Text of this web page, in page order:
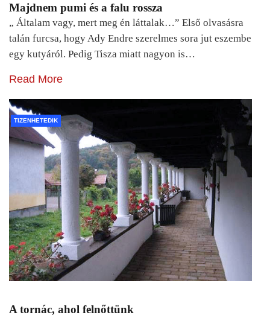
Majdnem pumi és a falu rossza
„ Általam vagy, mert meg én láttalak…” Első olvasásra
talán furcsa, hogy Ady Endre szerelmes sora jut eszembe
egy kutyáról. Pedig Tisza miatt nagyon is…
Read More
TIZENHETEDIK
A tornác, ahol felnőttünk